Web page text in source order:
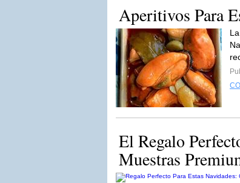
Aperitivos Para
El Regalo
Muestras